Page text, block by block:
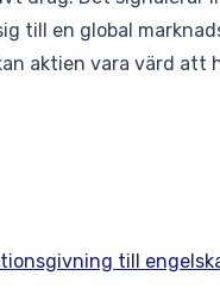
till en global
aktien vara värd
till